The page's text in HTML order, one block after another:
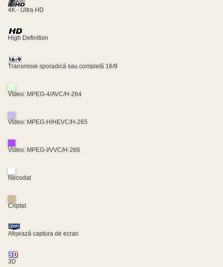
4K - Ultra HD
High Definition
Transmisie sporadică sau completă 16/9
Video: MPEG-4/AVC/H-264
Video: MPEG-H/HEVC/H-265
Video: MPEG-I/VVC/H-266
Necodat
Criptat
Afișează captura de ecran
3D